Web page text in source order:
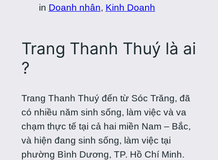
in Doanh nhân, Kinh Doanh
Trang Thanh Thuý là ai
?
Trang Thanh Thuý đến từ Sóc Trăng, đã
có nhiều năm sinh sống, làm việc và va
chạm thực tế tại cả hai miền Nam – Bắc,
và hiện đang sinh sống, làm việc tại
phường Bình Dương, TP. Hồ Chí Minh.